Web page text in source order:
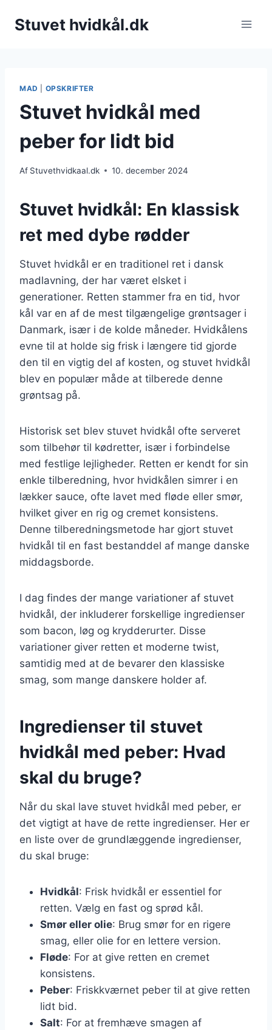
Stuvet hvidkål.dk
MAD OPSKRIFTER
Stuvet hvidkål med
peber for lidt bid
Af Stuvethvidkaal.dk 10. december 2024
Stuvet hvidkål: En klassisk
ret med dybe rødder
Stuvet hvidkål er en traditionel ret i dansk
madlavning, der har været elsket i
generationer. Retten stammer fra en tid, hvor
kål var en af de mest tilgængelige grøntsager i
Danmark, især i de kolde måneder. Hvidkålens
evne til at holde sig frisk i længere tid gjorde
den til en vigtig del af kosten, og stuvet hvidkål
blev en populær måde at tilberede denne
grøntsag på.
Historisk set blev stuvet hvidkål ofte serveret
som tilbehør til kødretter, især i forbindelse
med festlige lejligheder. Retten er kendt for sin
enkle tilberedning, hvor hvidkålen simrer i en
lækker sauce, ofte lavet med fløde eller smør,
hvilket giver en rig og cremet konsistens.
Denne tilberedningsmetode har gjort stuvet
hvidkål til en fast bestanddel af mange danske
middagsborde.
I dag findes der mange variationer af stuvet
hvidkål, der inkluderer forskellige ingredienser
som bacon, løg og krydderurter. Disse
variationer giver retten et moderne twist,
samtidig med at de bevarer den klassiske
smag, som mange danskere holder af.
Ingredienser til stuvet
hvidkål med peber: Hvad
skal du bruge?
Når du skal lave stuvet hvidkål med peber, er
det vigtigt at have de rette ingredienser. Her er
en liste over de grundlæggende ingredienser,
du skal bruge:
Hvidkål: Frisk hvidkål er essentiel for
retten. Vælg en fast og sprød kål.
Smør eller olie: Brug smør for en rigere
smag, eller olie for en lettere version.
Fløde: For at give retten en cremet
konsistens.
Peber: Friskkværnet peber til at give retten
lidt bid.
Salt: For at fremhæve smagen af